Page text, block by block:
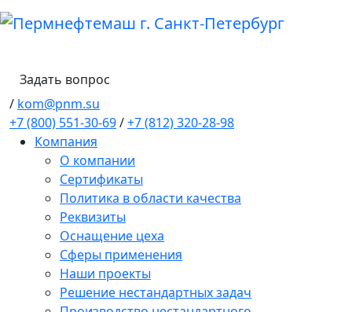
Задать вопрос
/ kom@pnm.su
+7 (800) 551-30-69/+7 (812) 320-28-98
Компания
О компании
Сертификаты
Политика в области качества
Реквизиты
Оснащение цеха
Сферы применения
Наши проекты
Решение нестандартных задач